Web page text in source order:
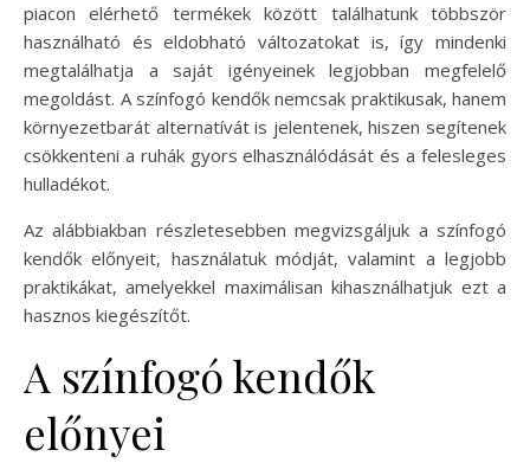
piacon elérhető termékek között találhatunk többször
használható és eldobható változatokat is, így mindenki
megtalálhatja a saját igényeinek legjobban megfelelő
megoldást. A színfogó kendők nemcsak praktikusak, hanem
környezetbarát alternatívát is jelentenek, hiszen segítenek
csökkenteni a ruhák gyors elhasználódását és a felesleges
hulladékot.
Az alábbiakban részletesebben megvizsgáljuk a színfogó
kendők előnyeit, használatuk módját, valamint a legjobb
praktikákat, amelyekkel maximálisan kihasználhatjuk ezt a
hasznos kiegészítőt.
A színfogó kendők
előnyei